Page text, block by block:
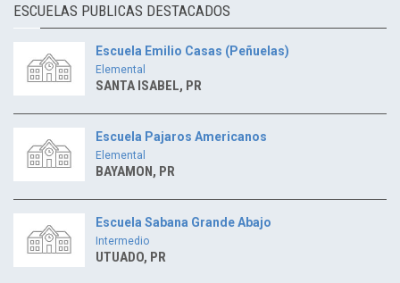
ESCUELAS PUBLICAS DESTACADOS
Escuela Emilio Casas (Peñuelas)
Elemental
SANTA ISABEL, PR
Escuela Pajaros Americanos
Elemental
BAYAMON, PR
Escuela Sabana Grande Abajo
Intermedio
UTUADO, PR